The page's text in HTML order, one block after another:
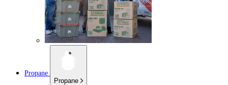
Propane
Propane